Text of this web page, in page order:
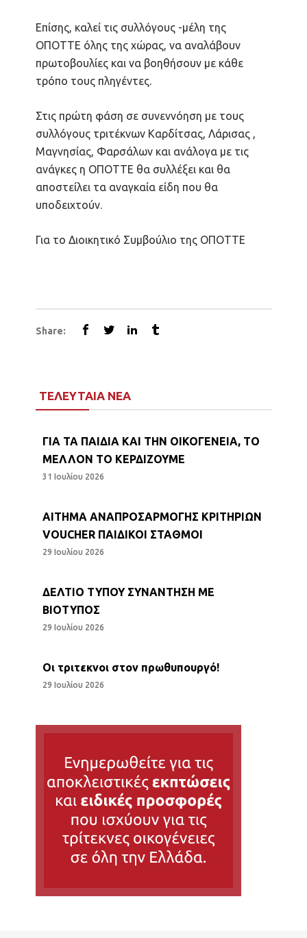
Επίσης, καλεί τις συλλόγους -μέλη της
ΟΠΟΤΤΕ όλης της χώρας, να αναλάβουν
πρωτοβουλίες και να βοηθήσουν με κάθε
τρόπο τους πληγέντες.
Στις πρώτη φάση σε συνεννόηση με τους
συλλόγους τριτέκνων Καρδίτσας, Λάρισας ,
Μαγνησίας, Φαρσάλων και ανάλογα με τις
ανάγκες η ΟΠΟΤΤΕ θα συλλέξει και θα
αποστείλει τα αναγκαία είδη που θα
υποδειχτούν.
Για το Διοικητικό Συμβούλιο της ΟΠΟΤΤΕ
Share:
ΤΕΛΕΥΤΑΙΑ ΝΕΑ
ΓΙΑ ΤΑ ΠΑΙΔΙΑ ΚΑΙ ΤΗΝ ΟΙΚΟΓΕΝΕΙΑ, ΤΟ
ΜΕΛΛΟΝ ΤΟ ΚΕΡΔΙΖΟΥΜΕ
31 Ιουλίου 2026
ΑΙΤΗΜΑ ΑΝΑΠΡΟΣΑΡΜΟΓΗΣ ΚΡΙΤΗΡΙΩΝ
VOUCHER ΠΑΙΔΙΚΟΙ ΣΤΑΘΜΟΙ
29 Ιουλίου 2026
ΔΕΛΤΙΟ ΤΥΠΟΥ ΣΥΝΑΝΤΗΣΗ ΜΕ
ΒΙΟΤΥΠΟΣ
29 Ιουλίου 2026
Οι τριτεκνοι στον πρωθυπουργό!
29 Ιουλίου 2026